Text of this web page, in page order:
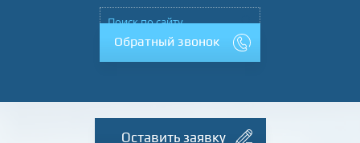
Обратный звонок
Оставить заявку